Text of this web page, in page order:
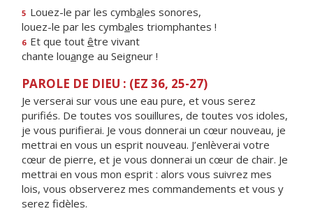
5 Louez-le par les cymbales sonores,
louez-le par les cymbales triomphantes !
6 Et que tout être vivant
chante louange au Seigneur !
PAROLE DE DIEU : (EZ 36, 25-27)
Je verserai sur vous une eau pure, et vous serez
purifiés. De toutes vos souillures, de toutes vos idoles,
je vous purifierai. Je vous donnerai un cœur nouveau, je
mettrai en vous un esprit nouveau. J’enlèverai votre
cœur de pierre, et je vous donnerai un cœur de chair. Je
mettrai en vous mon esprit : alors vous suivrez mes
lois, vous observerez mes commandements et vous y
serez fidèles.